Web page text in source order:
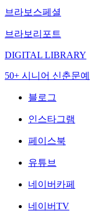
브라보스페셜
브라보리포트
DIGITAL LIBRARY
50+ 시니어 신춘문예
블로그
인스타그램
페이스북
유튜브
네이버카페
네이버TV